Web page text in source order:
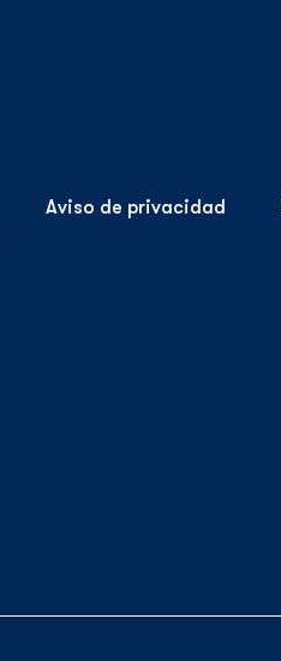
Aviso de privacidad